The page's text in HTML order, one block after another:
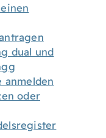
dual und
anmelden
oder